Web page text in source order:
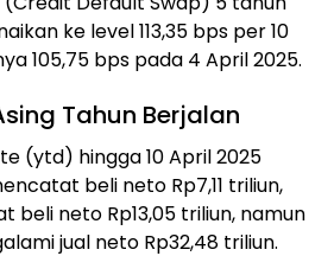
ke level 113,35 bps per 10
105,75 bps pada 4 April 2025.
Tahun Berjalan
(ytd) hingga 10 April 2025
beli neto Rp7,11 triliun,
beli neto Rp13,05 triliun, namun
jual neto Rp32,48 triliun.